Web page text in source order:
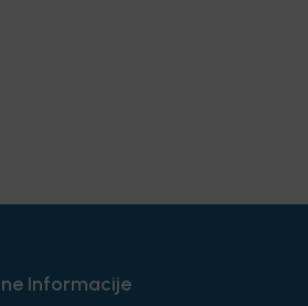
Informacije